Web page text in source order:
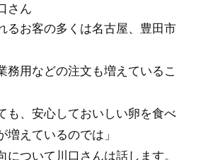
さん
るお客の多くは名古屋、豊田市
務用などの注文も増えているこ
も、安心しておいしい卵を食べ
増えているのでは」
について川口さんは話します。